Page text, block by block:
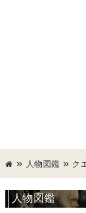
人物図鑑
人物図鑑